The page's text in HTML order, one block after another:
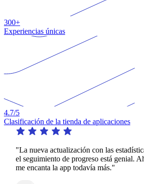
300+
Experiencias únicas
4.7/5
Clasificación de la tienda de aplicaciones
nueva actualización con las estadísticas y
seguimiento de progreso está genial. Ahora
encanta la app todavía más."